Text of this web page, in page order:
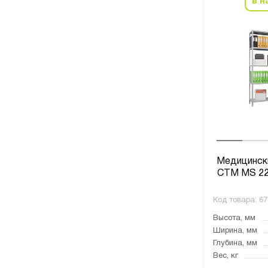
СТМ MS
Код товара:
Высота, мм
Ширина, мм
Глубина, мм
Вес, кг